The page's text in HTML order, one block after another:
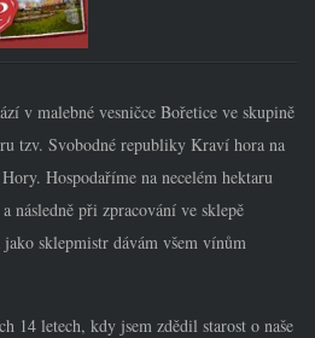
v malebné vesničce Bořetice ve skupině
tzv. Svobodné republiky Kraví hora na
Hospodaříme na necelém hektaru
následně při zpracování ve sklepě
sklepmistr dávám všem vínům
14 letech, kdy jsem zdědil starost o naše